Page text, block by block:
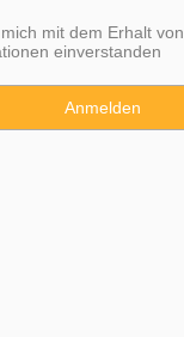
mit dem Erhalt von
einverstanden